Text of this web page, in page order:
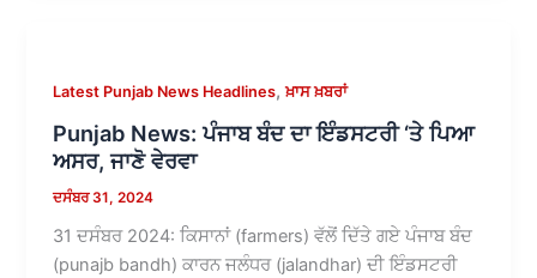
Latest Punjab News Headlines,ਖ਼ਾਸ ਖ਼ਬਰਾਂ
Punjab News: ਪੰਜਾਬ ਬੰਦ ਦਾ ਇੰਡਸਟਰੀ ‘ਤੇ ਪਿਆ
ਅਸਰ, ਜਾਣੋ ਵੇਰਵਾ
ਦਸੰਬਰ 31, 2024
31 ਦਸੰਬਰ 2024: ਕਿਸਾਨਾਂ (farmers) ਵੱਲੋਂ ਦਿੱਤੇ ਗਏ ਪੰਜਾਬ ਬੰਦ
(punajb bandh) ਕਾਰਨ ਜਲੰਧਰ (jalandhar) ਦੀ ਇੰਡਸਟਰੀ